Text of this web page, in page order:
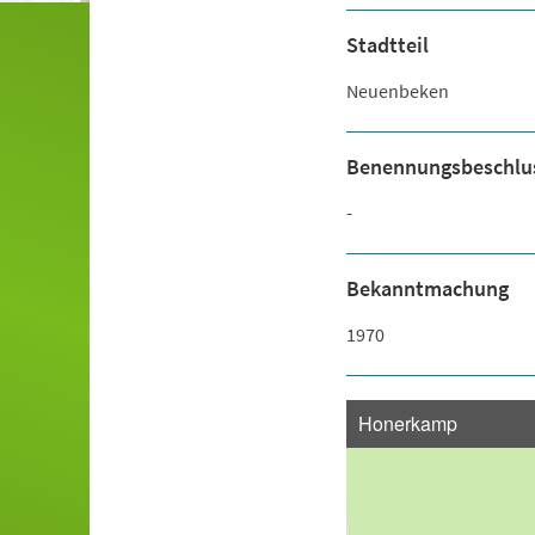
Stadtteil
Neuenbeken
-
Bekanntmachung
1970
Honerkamp